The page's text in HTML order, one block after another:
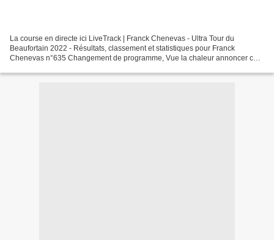
La course en directe ici LiveTrack | Franck Chenevas - Ultra Tour du
Beaufortain 2022 - Résultats, classement et statistiques pour Franck
Chenevas n°635 Changement de programme, Vue la chaleur annoncer ce